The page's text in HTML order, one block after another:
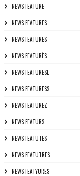
NEWS FEATURE
NEWS FEATURES
NEWS FEATURES
NEWS FEATURÈS
NEWS FEATURESL
NEWS FEATURESS
NEWS FEATUREZ
NEWS FEATURS
NEWS FEATUTES
NEWS FEATUTRES
NEWS FEATYURES